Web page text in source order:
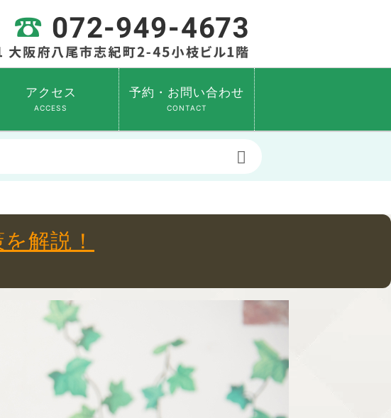
アクセス
ACCESS
予約・お問い合わせ
CONTACT
解説！